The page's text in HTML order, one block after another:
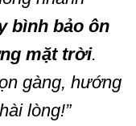
bình bảo ôn
mặt trời.
gàng, hướng
lòng!”